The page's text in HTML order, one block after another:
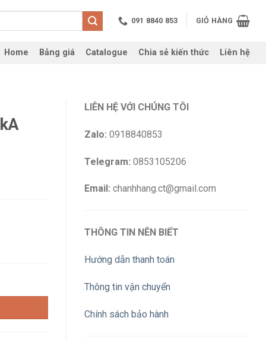
091 8840 853 GIỎ HÀNG
Home Bảng giá Catalogue Chia sẻ kiến thức Liên hệ
LIÊN HỆ VỚI CHÚNG TÔI
Zalo: 0918840853
Telegram: 0853105206
Email: chanhhang.ct@gmail.com
THÔNG TIN NÊN BIẾT
Hướng dẫn thanh toán
Thông tin vận chuyển
Chính sách bảo hành